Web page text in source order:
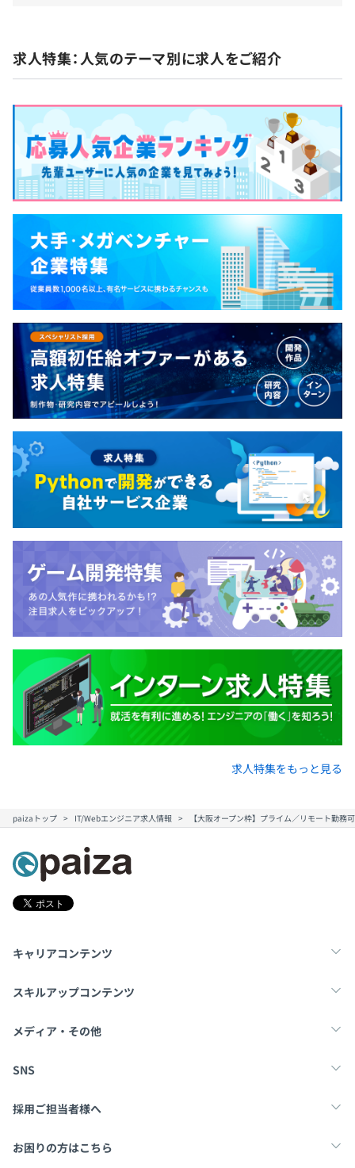
無期雇用
デルを構築中です。各業界に精通した販売代理店と組
むことで、効率的にシェアを拡大しています。 ★☆
当社の製品はすべて100％自社開発☆★ 当社ではア
プリケーション開発および研究開発ともに、請負・
派遣・出向などは一切なく、じっくりキャリアを積
み上げ、時間をかけてエンジニアに育ってもらえる
環境です。 開発の最上流の工程や企画など、スキル
アップに応じて仕事の幅もどんどん広がっていく成
長感とおもしろさがあります。 自分が携わったシス
テムの評価を直接聞くことができるのも魅力の1つで
す。 また、週3日の在宅勤務やフレックス制を採用し
ていますので、自由なスタイルで開発業務をおこな
っていただけます。
求人特集：人気のテーマ別に求人をご紹介
求人特集をもっと見る
paizaトップ IT/Webエンジニア求人情報 【大阪オープン枠】プライム／リモート勤
キャリアコンテンツ
転職・キャリア
スキルアップコンテンツ
学習
メディア・その他
Tech Team Journal
SNS
X
採用ご担当者様へ
採用・教育をお考えの企業様へ
お困りの方はこちら